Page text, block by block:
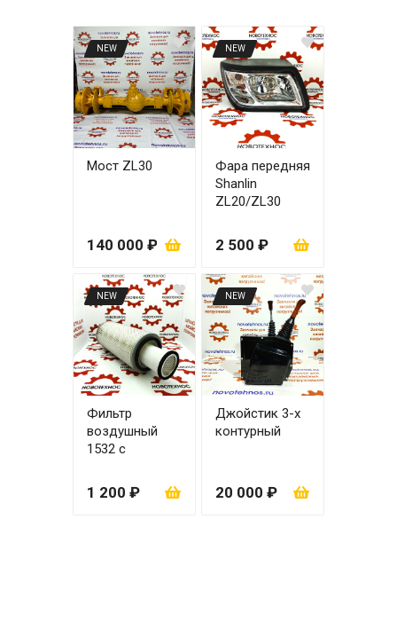
NEW
Мост ZL30
140 000 ₽
NEW
Фара передняя
Shanlin
ZL20/ZL30
2 500 ₽
NEW
Фильтр
воздушный
1532 с
1 200 ₽
NEW
Джойстик 3-х
контурный
20 000 ₽